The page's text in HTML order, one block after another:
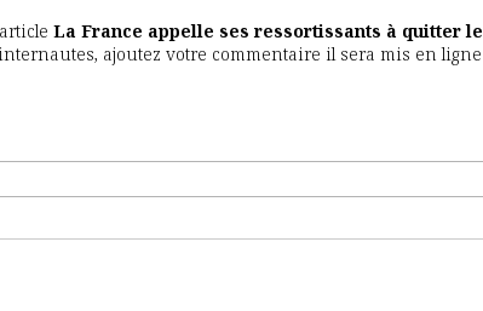
La France appelle ses ressortissants à quitter le
ajoutez votre commentaire il sera mis en ligne